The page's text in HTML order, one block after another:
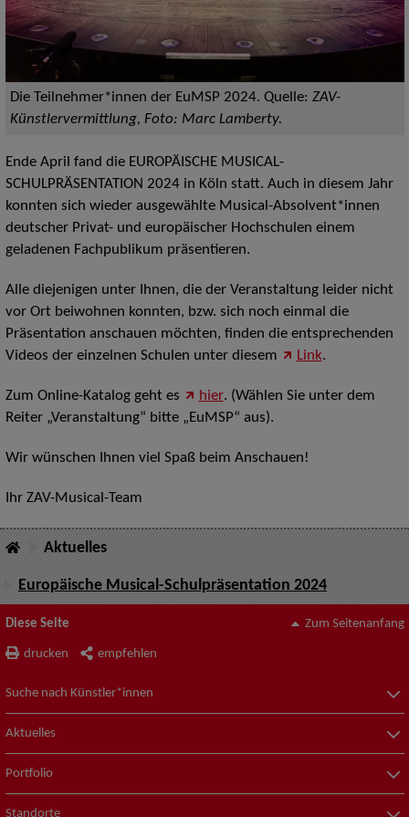
Die Teilnehmer*innen der EuMSP 2024. Quelle: ZAV-
Künstlervermittlung, Foto: Marc Lamberty.
Ende April fand die EUROPÄISCHE MUSICAL-
SCHULPRÄSENTATION 2024 in Köln statt. Auch in diesem Jahr
konnten sich wieder ausgewählte Musical-Absolvent*innen
deutscher Privat- und europäischer Hochschulen einem
geladenen Fachpublikum präsentieren.
Alle diejenigen unter Ihnen, die der Veranstaltung leider nicht
vor Ort beiwohnen konnten, bzw. sich noch einmal die
Präsentation anschauen möchten, finden die entsprechenden
Videos der einzelnen Schulen unter diesem
Link.
Zum Online-Katalog geht es hier. (Wählen Sie unter dem
Reiter „Veranstaltung“ bitte „EuMSP“ aus).
Wir wünschen Ihnen viel Spaß beim Anschauen!
Ihr ZAV-Musical-Team
Aktuelles
Europäische Musical-Schulpräsentation 2024
Diese Seite
drucken empfehlen
Zum Seitenanfang
Suche nach Künstler*innen
Aktuelles
Portfolio
Standorte